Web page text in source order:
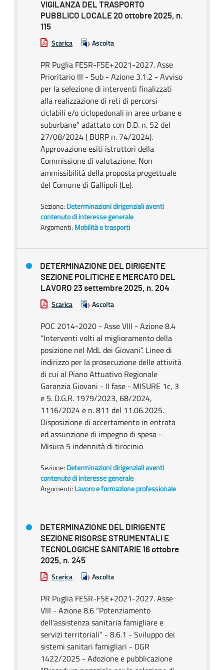
VIGILANZA DEL TRASPORTO
PUBBLICO LOCALE 20 ottobre 2025, n.
115
Scarica Ascolta
PR Puglia FESR-FSE+2021-2027. Asse
Prioritario III - Sub - Azione 3.1.2 - Avviso
per la selezione di interventi finalizzati
alla realizzazione di reti di percorsi
ciclabili e/o ciclopedonali in aree urbane e
suburbane” adattato con D.D. n. 52 del
27/08/2024 ( BURP n. 74/2024).
Approvazione esiti istruttori della
Commissione di valutazione. Non
ammissibilità della proposta progettuale
del Comune di Gallipoli (Le).
Sezione: Determinazioni dirigenziali aventi
contenuto di interesse generale
Argomenti: Mobilità e trasporti
DETERMINAZIONE DEL DIRIGENTE
SEZIONE POLITICHE E MERCATO DEL
LAVORO 23 settembre 2025, n. 204
Scarica Ascolta
POC 2014-2020 - Asse VIII - Azione 8.4
“Interventi volti al miglioramento della
posizione nel MdL dei Giovani”. Linee di
indirizzo per la prosecuzione delle attività
di cui al Piano Attuativo Regionale
Garanzia Giovani - II fase - MISURE 1c, 3
e 5. D.G.R. 1979/2023, 68/2024,
1116/2024 e n. 811 del 11.06.2025.
Disposizione di accertamento in entrata
ed assunzione di impegno di spesa -
Misura 5 indennità di tirocinio
Sezione: Determinazioni dirigenziali aventi
contenuto di interesse generale
Argomenti: Lavoro e formazione professionale
DETERMINAZIONE DEL DIRIGENTE
SEZIONE RISORSE STRUMENTALI E
TECNOLOGICHE SANITARIE 16 ottobre
2025, n. 245
Scarica Ascolta
PR Puglia FESR-FSE+2021-2027. Asse
VIII - Azione 8.6 “Potenziamento
dell’assistenza sanitaria famigliare e
servizi territoriali” - 8.6.1 - Sviluppo dei
sistemi sanitari famigliari - DGR
1422/2025 - Adozione e pubblicazione